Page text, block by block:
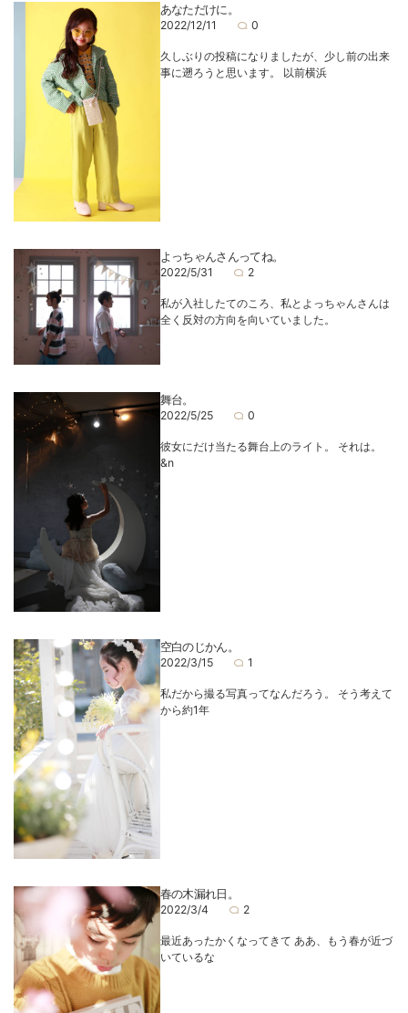
あなただけに。
2022/12/11 0
久しぶりの投稿になりましたが、少し前の出来
事に遡ろうと思います。 以前横浜
よっちゃんさんってね。
2022/5/31 2
私が入社したてのころ、私とよっちゃんさんは
全く反対の方向を向いていました。
舞台。
2022/5/25 0
彼女にだけ当たる舞台上のライト。 それは。
&n
空白のじかん。
2022/3/15 1
私だから撮る写真ってなんだろう。 そう考えて
から約1年
春の木漏れ日。
2022/3/4 2
最近あったかくなってきて ああ、もう春が近づ
いているな